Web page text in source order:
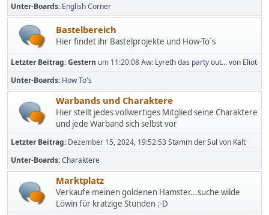
Unter-Boards English Corner
Bastelbereich
Hier findet ihr Bastelprojekte und How-To´s
Letzter Beitrag:Gestern um 11:20:08Aw: Lyreth das party out...von Eliot
Unter-Boards How To's
Warbands und Charaktere
Hier stellt jedes vollwertiges Mitglied seine Charaktere
und jede Warband sich selbst vor
Letzter Beitrag: Dezember 15, 2024, 19:52:53Stamm der Sul von Kalt
Unter-Boards Charaktere
Marktplatz
Verkaufe meinen goldenen Hamster...suche wilde
Löwin für kratzige Stunden :-D